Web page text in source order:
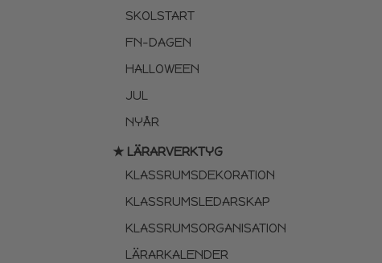
SKOLSTART
FN-DAGEN
HALLOWEEN
JUL
NYÅR
★ LÄRARVERKTYG
KLASSRUMSDEKORATION
KLASSRUMSLEDARSKAP
KLASSRUMSORGANISATION
LÄRARKALENDER